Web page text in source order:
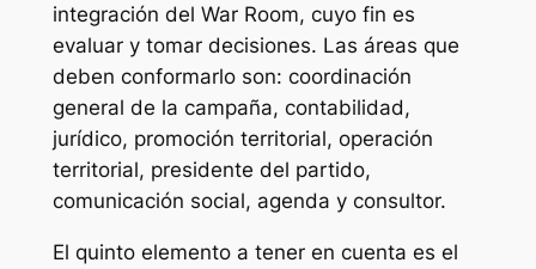
integración del War Room, cuyo fin es
evaluar y tomar decisiones. Las áreas que
deben conformarlo son: coordinación
general de la campaña, contabilidad,
jurídico, promoción territorial, operación
territorial, presidente del partido,
comunicación social, agenda y consultor.
El quinto elemento a tener en cuenta es el